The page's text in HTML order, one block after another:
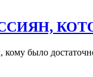
кому было